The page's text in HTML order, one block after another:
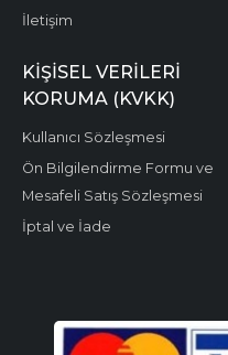
İletişim
KIŞISEL VERILERI
KORUMA (KVKK)
Kullanıcı Sözleşmesi
Ön Bilgilendirme Formu ve
Mesafeli Satış Sözleşmesi
İptal ve İade